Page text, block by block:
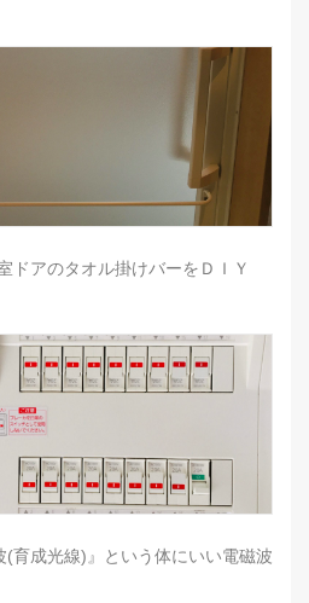
ドアのタオル掛けバーをＤＩＹ
(育成光線)』という体にいい電磁波